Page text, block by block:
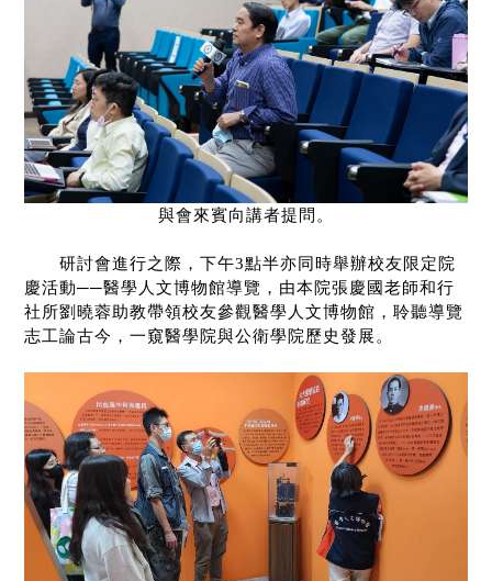
與會來賓向講者提問。
研討會進行之際，下午3點半亦同時舉辦校友限定院
慶活動──醫學人文博物館導覽，由本院張慶國老師和行
社所劉曉蓉助教帶領校友參觀醫學人文博物館，聆聽導覽
志工論古今，一窺醫學院與公衛學院歷史發展。